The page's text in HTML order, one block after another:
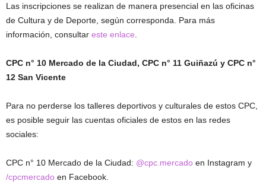
Las inscripciones se realizan de manera presencial en las oficinas
de Cultura y de Deporte, según corresponda. Para más
información, consultar este enlace
CPC n° 10 Mercado de la Ciudad, CPC n° 11 Guiñazú y CPC n°
12 San Vicente
Para no perderse los talleres deportivos y culturales de estos CPC,
es posible seguir las cuentas oficiales de estos en las redes
sociales:
CPC n° 10 Mercado de la Ciudad: @cpc.mercado en Instagram y
/cpcmercado en Facebook.